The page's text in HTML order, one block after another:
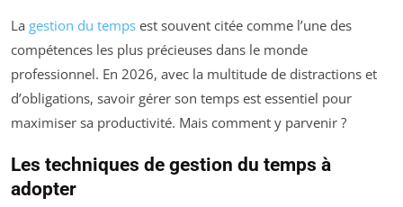
La gestion du temps est souvent citée comme l’une des
compétences les plus précieuses dans le monde
professionnel. En 2026, avec la multitude de distractions et
d’obligations, savoir gérer son temps est essentiel pour
maximiser sa productivité. Mais comment y parvenir ?
Les techniques de gestion du temps à
adopter